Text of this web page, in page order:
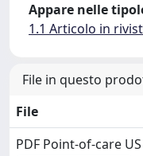
Appare nelle
1.1 Articolo in
File in questo
File
PDF Point-of-care